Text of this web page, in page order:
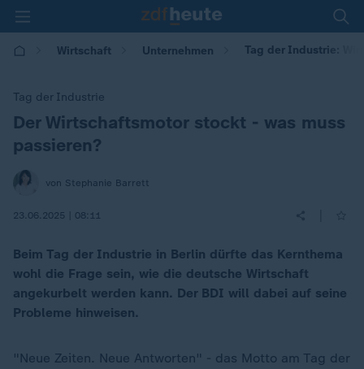
Wirtschaft Unternehmen Tag der Industrie:
Tag der Industrie
:Der Wirtschaftsmotor stockt - was muss
passieren?
von Stephanie Barrett
23.06.2025 | 08:11
Beim Tag der Industrie in Berlin dürfte das Kernthema
wohl die Frage sein, wie die deutsche Wirtschaft
angekurbelt werden kann. Der BDI will dabei auf seine
Probleme hinweisen.
"Neue Zeiten. Neue Antworten" - das Motto am Tag der